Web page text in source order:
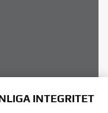
INTEGRITET